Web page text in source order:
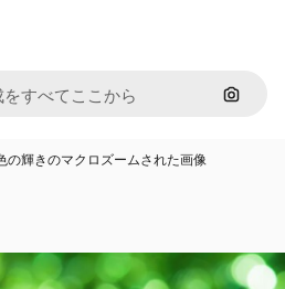
画像で
の輝きのマクロズームされた画像